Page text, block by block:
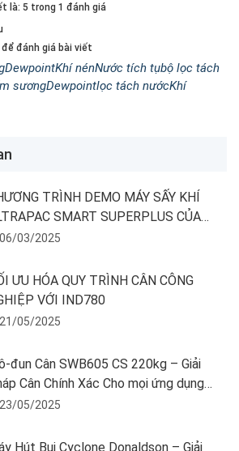
là: 5 trong 1 đánh giá
để đánh giá bài viết
nénNước tích tụbộ lọc tách
sươngDewpointlọc tách nướcKhí
TRÌNH DEMO MÁY SẤY KHÍ
SMART SUPERPLUS CỦA
06/03/2025
ƯU HÓA QUY TRÌNH CÂN CÔNG
VỚI IND780
21/05/2025
đun Cân SWB605 CS 220kg – Giải
Cân Chính Xác Cho mọi ứng dụng
Nghiệp
23/05/2025
Hút Bụi Cyclone Donaldson – Giải